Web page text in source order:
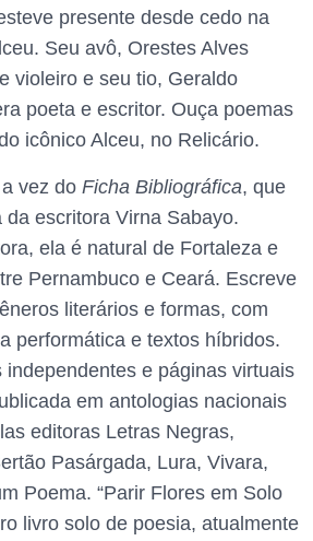
presente desde cedo na
Seu avô, Orestes Alves
violeiro e seu tio, Geraldo
poeta e escritor. Ouça poemas
icônico Alceu, no Relicário.
vez do Ficha Bibliográfica, que
escritora Virna Sabayo.
ela é natural de Fortaleza e
Pernambuco e Ceará. Escreve
literários e formas, com
performática e textos híbridos.
independentes e páginas virtuais
em antologias nacionais
editoras Letras Negras,
Pasárgada, Lura, Vivara,
Poema. “Parir Flores em Solo
livro solo de poesia, atualmente